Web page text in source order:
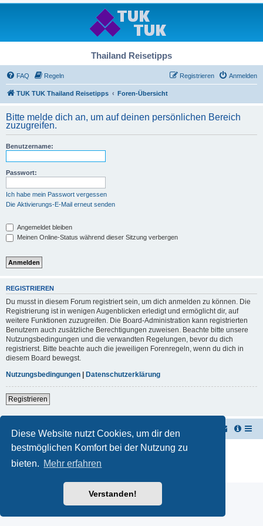
Diese Website nutzt Cookies, um dir den
bestmöglichen Komfort bei der Nutzung zu
bieten. Mehr erfahren
Verstanden!
Thailand Reisetipps
FAQ Regeln Anmelden
Registrieren
TUK TUK Thailand Reisetipps Foren-Übersicht
Bitte melde dich an, um auf deinen persönlichen Bereich
zuzugreifen.
Benutzername:
Passwort:
Ich habe mein Passwort vergessen
Die Aktivierungs-E-Mail erneut senden
Angemeldet bleiben
Meinen Online-Status während dieser Sitzung verbergen
REGISTRIEREN
Du musst in diesem Forum registriert sein, um dich anmelden zu können. Die
Registrierung ist in wenigen Augenblicken erledigt und ermöglicht dir, auf
weitere Funktionen zuzugreifen. Die Board-Administration kann registrierten
Benutzern auch zusätzliche Berechtigungen zuweisen. Beachte bitte unsere
Nutzungsbedingungen und die verwandten Regelungen, bevor du dich
registrierst. Bitte beachte auch die jeweiligen Forenregeln, wenn du dich in
diesem Board bewegst.
Nutzungsbedingungen
Datenschutzerklärung
Registrieren
TUK TUK Thailand Reisetipps Foren-Übersicht
Powered byphpBB ® Forum Software © phpBB Limited
Deutsche Übersetzung durch